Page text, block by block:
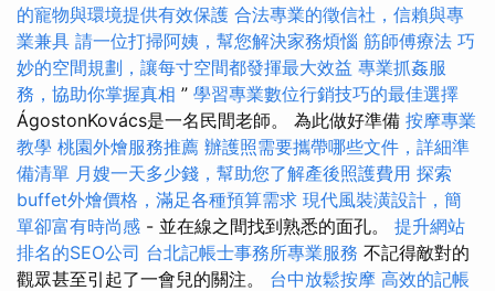
的寵物與環境提供有效保護 合法專業的徵信社，信賴與專
業兼具 請一位打掃阿姨，幫您解決家務煩惱 筋師傅療法 巧
妙的空間規劃，讓每寸空間都發揮最大效益 專業抓姦服
務，協助你掌握真相 ” 學習專業數位行銷技巧的最佳選擇
ÁgostonKovács是一名民間老師。 為此做好準備 按摩專業
教學 桃園外燴服務推薦 辦護照需要攜帶哪些文件，詳細準
備清單 月嫂一天多少錢，幫助您了解產後照護費用 探索
buffet外燴價格，滿足各種預算需求 現代風裝潢設計，簡
單卻富有時尚感 - 並在線之間找到熟悉的面孔。 提升網站
排名的SEO公司 台北記帳士事務所專業服務 不記得敵對的
觀眾甚至引起了一會兒的關注。 台中放鬆按摩 高效的記帳